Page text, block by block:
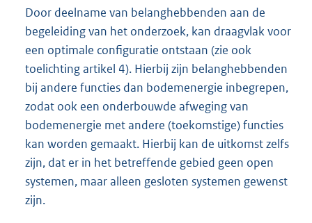
Door deelname van belanghebbenden aan de
begeleiding van het onderzoek, kan draagvlak voor
een optimale configuratie ontstaan (zie ook
toelichting artikel 4). Hierbij zijn belanghebbenden
bij andere functies dan bodemenergie inbegrepen,
zodat ook een onderbouwde afweging van
bodemenergie met andere (toekomstige) functies
kan worden gemaakt. Hierbij kan de uitkomst zelfs
zijn, dat er in het betreffende gebied geen open
systemen, maar alleen gesloten systemen gewenst
zijn.